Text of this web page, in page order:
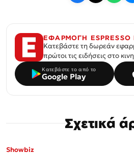
ΕΦΑΡΜΟΓΗ ESPRESSO
Κατεβάστε τη δωρεάν
πρώτοι τις ειδήσεις στο
Κατεβάστε το από το
Google Play
Σχετικά
Showbiz